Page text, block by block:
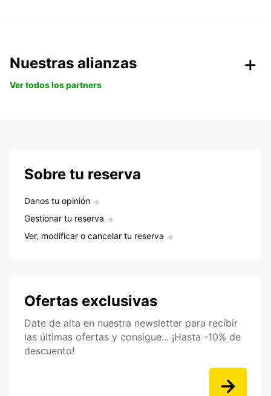
Nuestras alianzas
Ver todos los partners
Sobre tu reserva
Danos tu opinión
Gestionar tu reserva
Ver, modificar o cancelar tu reserva
Ofertas exclusivas
Date de alta en nuestra newsletter para recibir
las últimas ofertas y consigue... ¡Hasta -10% de
descuento!